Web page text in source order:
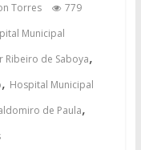
Torres
779
Municipal
Ribeiro de Saboya,
, Hospital Municipal
de Paula,